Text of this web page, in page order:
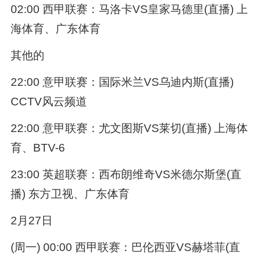
02:00 西甲联赛：马洛卡VS皇家马德里(直播) 上
海体育、广东体育
其他的
22:00 意甲联赛：国际米兰VS乌迪内斯(直播)
CCTV风云频道
22:00 意甲联赛：尤文图斯VS莱切(直播) 上海体
育、BTV-6
23:00 英超联赛：西布朗维奇VS米德尔斯堡(直
播) 东方卫视、广东体育
2月27日
(周一) 00:00 西甲联赛：巴伦西亚VS赫塔菲(直